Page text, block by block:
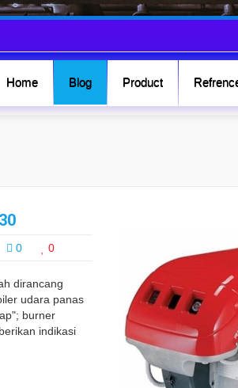
Home Blog Product
0 0
dirancang
udara panas
burner
indikasi